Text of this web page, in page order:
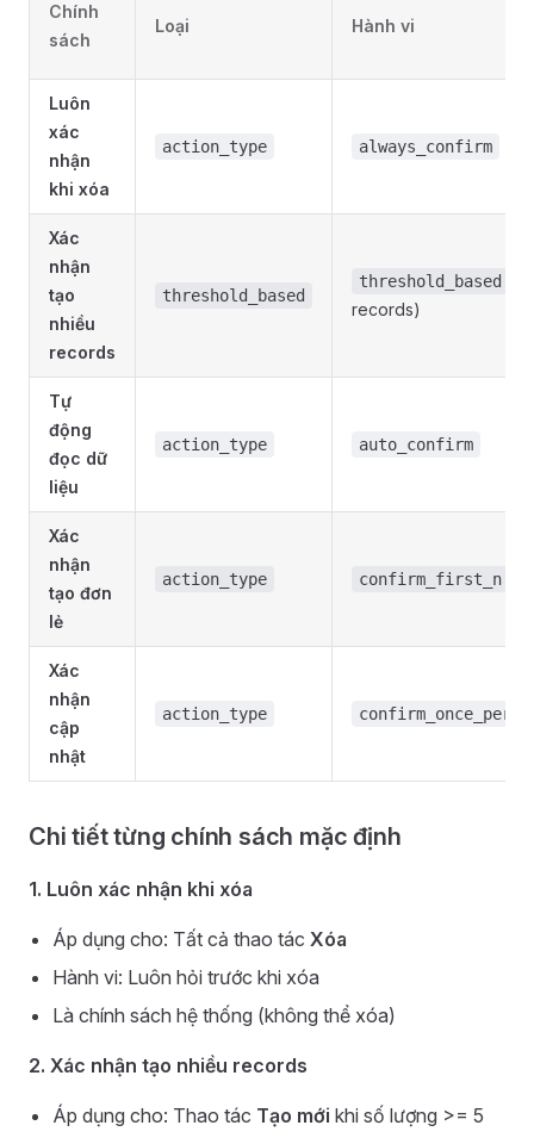
Chính
sách
Loại Hành vi
Luôn
xác
nhận
khi xóa
action_type always_confirm
Xác
nhận
tạo
nhiều
records
threshold_based
threshold_based
records)
Tự
động
đọc dữ
liệu
action_type auto_confirm
Xác
nhận
tạo đơn
lẻ
action_type confirm_first_n
Xác
nhận
cập
nhật
action_type
Chi tiết từng chính sách mặc định
1. Luôn xác nhận khi xóa
Áp dụng cho: Tất cả thao tác Xóa
Hành vi: Luôn hỏi trước khi xóa
Là chính sách hệ thống (không thể xóa)
2. Xác nhận tạo nhiều records
Áp dụng cho: Thao tác Tạo mới khi số lượng >= 5